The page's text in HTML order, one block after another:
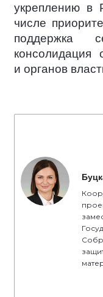
укреплению в
числе
поддержка
консолидация
и органов